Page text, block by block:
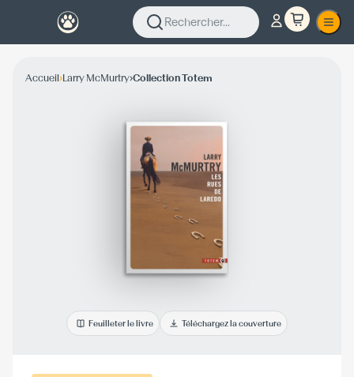
Rechercher...
Accueil›Larry McMurtry›Collection Totem
Feuilleter le livre Téléchargez la couverture